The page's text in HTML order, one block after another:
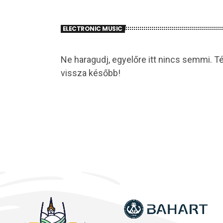
ELECTRONIC MUSIC
Ne haragudj, egyelőre itt nincs semmi.
vissza később!